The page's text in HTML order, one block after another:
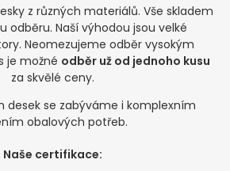
z různých materiálů. Vše skladem
odběru. Naší výhodou jsou velké
Neomezujeme odběr vysokým
je možné odběr už od jednoho kusu
za skvělé ceny.
desek se zabýváme i komplexním
obalových potřeb.
Naše certifikace: